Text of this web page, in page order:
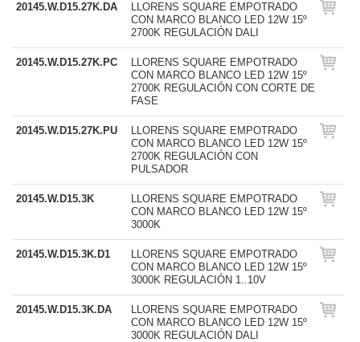
20145.W.D15.27K.DA
LLORENS SQUARE EMPOTRADO
CON MARCO BLANCO LED 12W 15º
2700K REGULACIÓN DALI
20145.W.D15.27K.PC
LLORENS SQUARE EMPOTRADO
CON MARCO BLANCO LED 12W 15º
2700K REGULACIÓN CON CORTE DE
FASE
20145.W.D15.27K.PU
LLORENS SQUARE EMPOTRADO
CON MARCO BLANCO LED 12W 15º
2700K REGULACIÓN CON
PULSADOR
20145.W.D15.3K
LLORENS SQUARE EMPOTRADO
CON MARCO BLANCO LED 12W 15º
3000K
20145.W.D15.3K.D1
LLORENS SQUARE EMPOTRADO
CON MARCO BLANCO LED 12W 15º
3000K REGULACIÓN 1..10V
20145.W.D15.3K.DA
LLORENS SQUARE EMPOTRADO
CON MARCO BLANCO LED 12W 15º
3000K REGULACIÓN DALI